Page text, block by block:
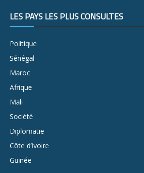
LES PAYS LES PLUS CONSULTÉS
Politique
Sénégal
Maroc
Afrique
Mali
Société
Diplomatie
Côte d’Ivoire
Guinée